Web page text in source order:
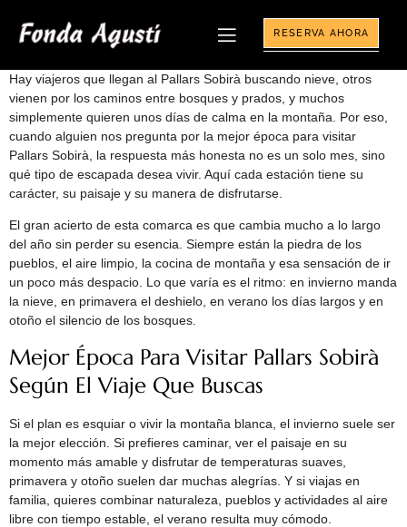
RESERVA AHORA
Hay viajeros que llegan al Pallars Sobirà buscando nieve, otros
vienen por los caminos entre bosques y prados, y muchos
simplemente quieren unos días de calma en la montaña. Por eso,
cuando alguien nos pregunta por la mejor época para visitar
Pallars Sobirà, la respuesta más honesta no es un solo mes, sino
qué tipo de escapada desea vivir. Aquí cada estación tiene su
carácter, su paisaje y su manera de disfrutarse.
El gran acierto de esta comarca es que cambia mucho a lo largo
del año sin perder su esencia. Siempre están la piedra de los
pueblos, el aire limpio, la cocina de montaña y esa sensación de ir
un poco más despacio. Lo que varía es el ritmo: en invierno manda
la nieve, en primavera el deshielo, en verano los días largos y en
otoño el silencio de los bosques.
Mejor Época Para Visitar Pallars Sobirà
Según El Viaje Que Buscas
Si el plan es esquiar o vivir la montaña blanca, el invierno suele ser
la mejor elección. Si prefieres caminar, ver el paisaje en su
momento más amable y disfrutar de temperaturas suaves,
primavera y otoño suelen dar muchas alegrías. Y si viajas en
familia, quieres combinar naturaleza, pueblos y actividades al aire
libre con tiempo estable, el verano resulta muy cómodo.